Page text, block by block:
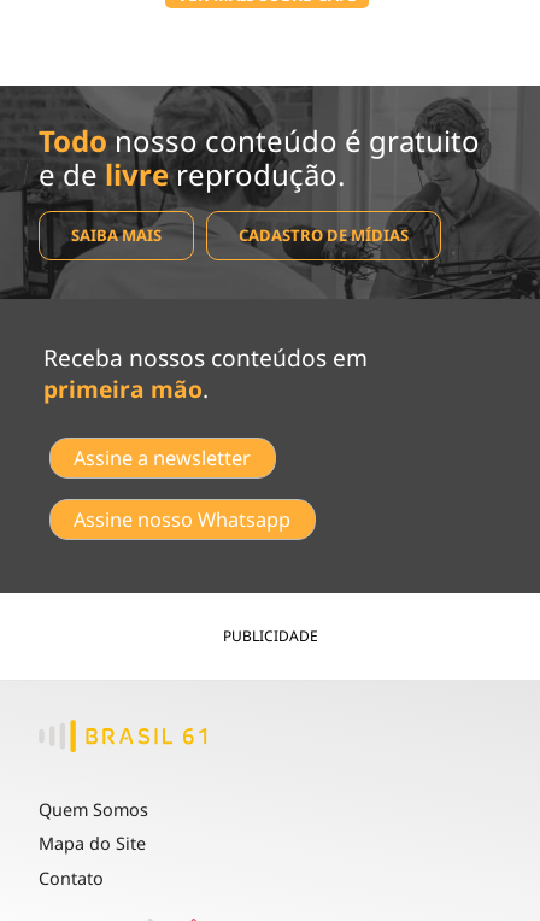
Todo nosso conteúdo é gratuito
e de livrereprodução.
SAIBA MAIS CADASTRO DE MÍDIAS
Receba nossos conteúdos em
primeira mão.
Assine a newsletter
Assine nosso Whatsapp
PUBLICIDADE
Quem Somos
Mapa do Site
Contato